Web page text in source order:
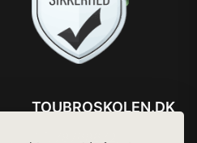
TOUBROSKOLEN.DK